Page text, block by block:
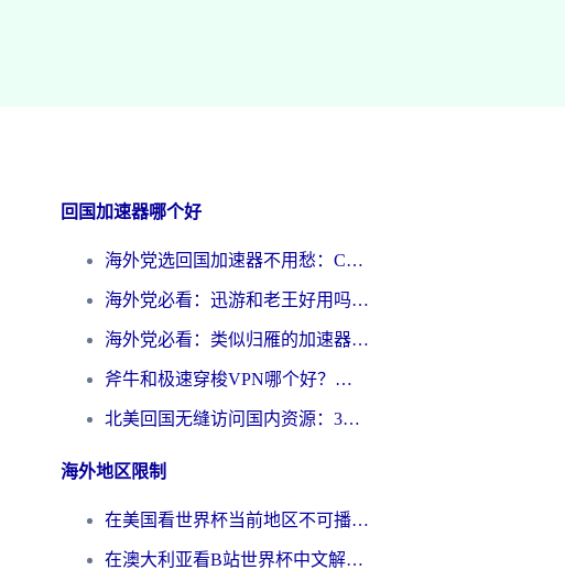
回国加速器哪个好
海外党选回国加速器不用愁：ChickCN和洞见哪个好？一篇搞定所有疑问
海外党必看：迅游和老王好用吗？3分钟选对加速国内网络的加速器
海外党必看：类似归雁的加速器怎么选？一篇搞定无缝访问国内资源
斧牛和极速穿梭VPN哪个好？海外党选回国加速器必看的真实对比与避坑指南
北美回国无缝访问国内资源：3年海外党亲测的加速器选择指南
海外地区限制
在美国看世界杯当前地区不可播放？海外党体育观赛终极指南来了！
在澳大利亚看B站世界杯中文解说仅限中国大陆？这篇指南帮你打破限制看遍赛事